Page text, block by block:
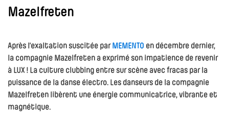
Mazelfreten
Après l’exaltation suscitée parMEMENTO en décembre dernier,
la compagnie Mazelfreten a exprimé son impatience de revenir
à LUX ! La culture clubbing entre sur scène avec fracas par la
puissance de la danse électro. Les danseurs de la compagnie
Mazelfreten libèrent une énergie communicatrice, vibrante et
magnétique.